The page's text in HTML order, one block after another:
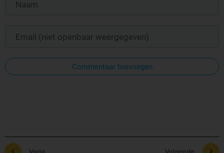
Commentaar toevoegen
Vorig Volgende